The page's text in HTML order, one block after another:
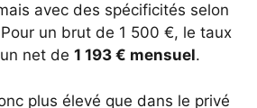
avec des spécificités selon
Pour un brut de 1 500 €, le taux
net de 1 193 € mensuel.
plus élevé que dans le privé